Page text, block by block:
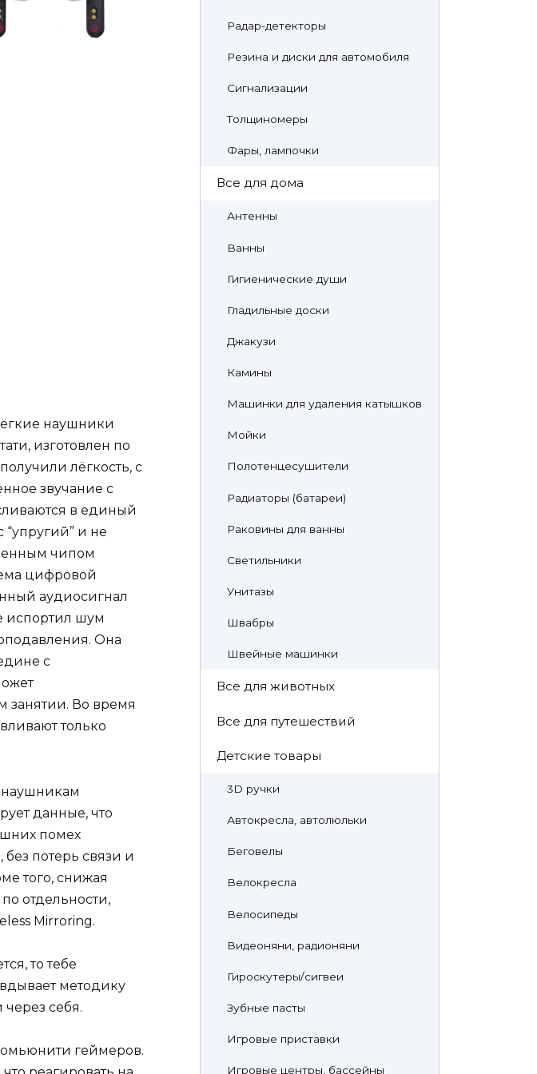
наушники
изготовлен по
лёгкость, с
звучание с
в единый
и не
чипом
цифровой
аудиосигнал
испортил шум
Она
с
занятии. Во время
только
наушникам
данные, что
помех
потерь связи и
того, снижая
отдельности,
Mirroring.
то тебе
методику
себя.
геймеров.
Радар-детекторы
Резина и диски для автомобиля
Сигнализации
Толщиномеры
Фары, лампочки
Все для дома
Антенны
Ванны
Гигиенические души
Гладильные доски
Джакузи
Камины
Машинки для удаления катышков
Мойки
Полотенцесушители
Радиаторы (батареи)
Раковины для ванны
Светильники
Унитазы
Швабры
Швейные машинки
Все для животных
Все для путешествий
Детские товары
3D ручки
Автокресла, автолюльки
Беговелы
Велокресла
Велосипеды
Видеоняни, радионяни
Гироскутеры/сигвеи
Зубные пасты
Игровые приставки
Игровые центры, бассейны